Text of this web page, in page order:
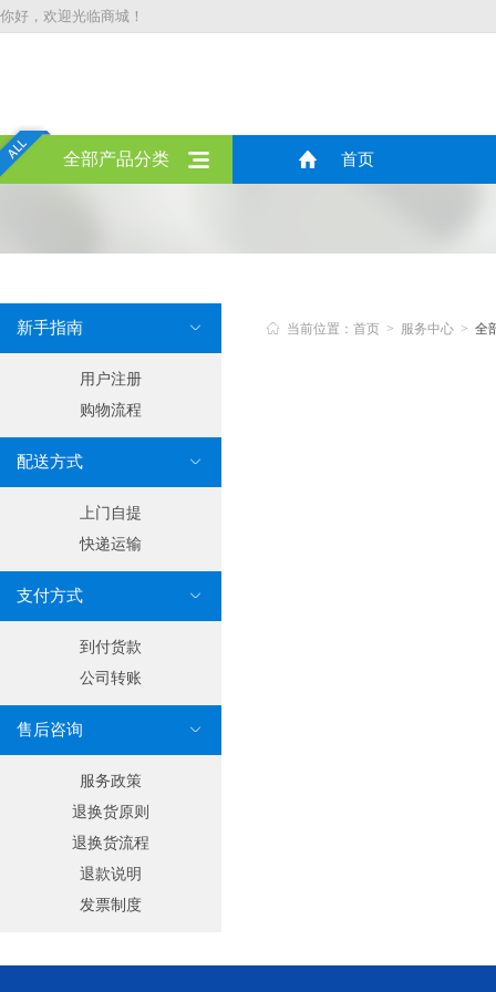
你好，欢迎光临商城！
全部产品分类 首页

新手指南
用户注册
购物流程

配送方式
上门自提
快递运输

支付方式
到付货款
公司转账

售后咨询
服务政策
退换货原则
退换货流程
退款说明
发票制度
 当前位置：首页 > 服务中心 > 全